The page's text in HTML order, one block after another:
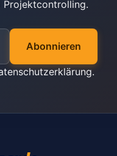
Projektcontrolling.
Abonnieren
.